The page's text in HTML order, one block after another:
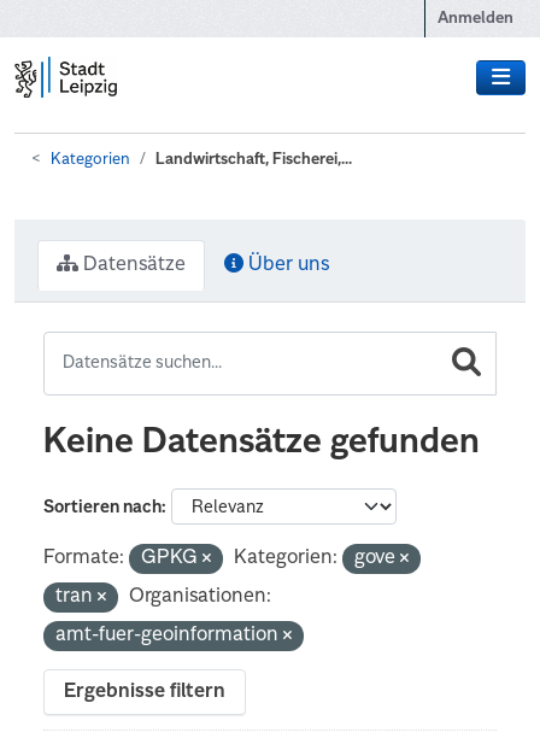
Anmelden
Kategorien Landwirtschaft, Fischerei,...
Datensätze Über uns
Keine Datensätze gefunden
Sortieren nach
Formate: GPKG Kategorien:
gove
tran
Organisationen:
amt-fuer-geoinformation
Ergebnisse filtern